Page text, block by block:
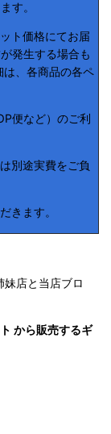
す。
ト価格にてお届
発生する場合も
は、各商品の各ペ
便など）のご利
別途実費をご負
きます。
と当店ブロ
から販売するギ